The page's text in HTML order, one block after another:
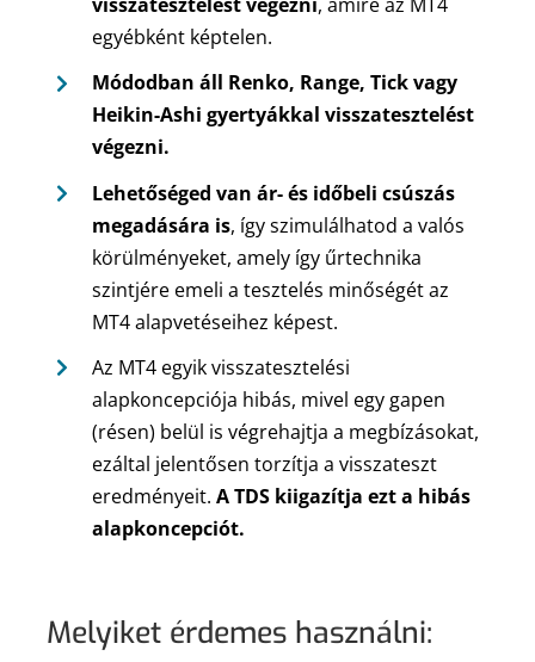
egyébként képtelen.
Módodban áll Renko, Range, Tick vagy
Heikin-Ashi gyertyákkal visszatesztelést
végezni.
Lehetőséged van ár- és időbeli csúszás
megadására is, így szimulálhatod a valós
körülményeket, amely így űrtechnika
szintjére emeli a tesztelés minőségét az
MT4 alapvetéseihez képest.
Az MT4 egyik visszatesztelési
alapkoncepciója hibás, mivel egy gapen
(résen) belül is végrehajtja a megbízásokat,
ezáltal jelentősen torzítja a visszateszt
eredményeit.A TDS kiigazítja ezt a hibás
alapkoncepciót.
Melyiket érdemes használni: